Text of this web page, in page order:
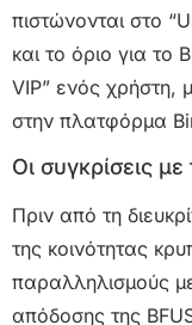
πιστώνονται στο
και το όριο για το
VIP” ενός χρήστη,
στην πλατφόρμα
Οι συγκρίσεις
Πριν από τη
της κοινότητας
παραλληλισμούς
απόδοσης της